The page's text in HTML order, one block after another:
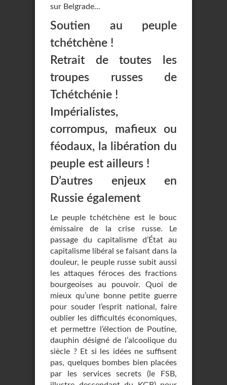
sur Belgrade...
Soutien au peuple
tchétchène !
Retrait de toutes les
troupes russes de
Tchétchénie !
Impérialistes,
corrompus, mafieux ou
féodaux, la libération du
peuple est ailleurs !
D’autres enjeux en
Russie également
Le peuple tchétchène est le bouc
émissaire de la crise russe. Le
passage du capitalisme d’État au
capitalisme libéral se faisant dans la
douleur, le peuple russe subit aussi
les attaques féroces des fractions
bourgeoises au pouvoir. Quoi de
mieux qu’une bonne petite guerre
pour souder l’esprit national, faire
oublier les difficultés économiques,
et permettre l’élection de Poutine,
dauphin désigné de l’alcoolique du
siècle ? Et si les idées ne suffisent
pas, quelques bombes bien placées
par les services secrets (le FSB,